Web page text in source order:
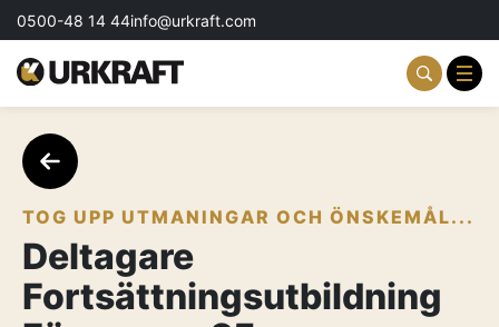
0500-48 14 44info@urkraft.com
Partnering & Samverkan
Event & Aktiviteter
Profil & Kommunikation
TOG UPP UTMANINGAR OCH ÖNSKEMÅL...
Deltagare
Fortsättningsutbildning